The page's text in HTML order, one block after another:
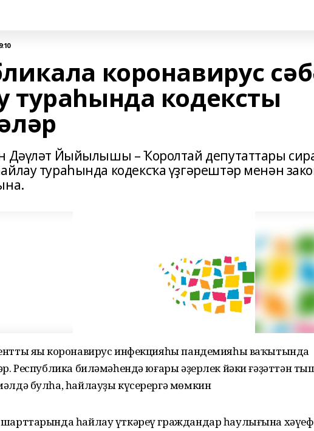
коронавирус
тураһында кодексты
Дәүләт Йыйылышы – Ҡоролтай депутаттары
тураһында кодексҡа үҙгәрештәр менән
яңы коронавирус инфекцияһы пандемияһы ваҡытында
Республика биләмәһендә юғары әҙерлек йәки ғәҙәттән
булһа, һайлауҙы күсерергә мөмкин
һайлау үткәреү граждандар һаулығына